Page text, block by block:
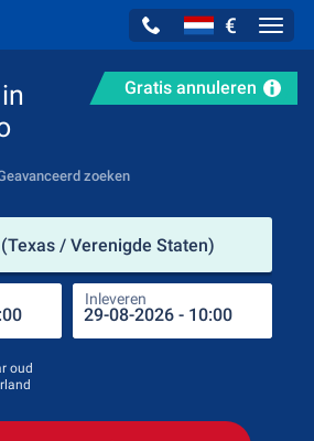
€
Gratis annuleren
zoeken
/ Verenigde Staten)
Inleveren
oud